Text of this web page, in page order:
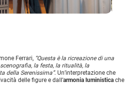
Ferrari, “Questa è la ricreazione di una
la festa, la ritualità, la
della Serenissima”. Un’interpretazione che
delle figure e dall’armonia luministica che